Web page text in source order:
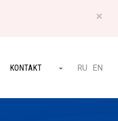
×
KONTAKT Otsi ET
RU EN